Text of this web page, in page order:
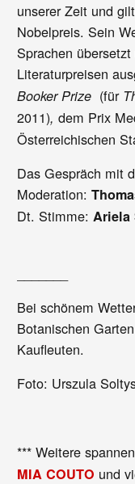
unserer Zeit und
Nobelpreis. Sein
Sprachen
Literaturpreisen
Booker Prize (für
2011),dem Prix
Österreichischen
Das Gespräch mit
Moderation:
Dt. Stimme:Ariela
Bei schönem
Botanischen
Kaufleuten.
Foto: Urszula
*** Weitere
MIA COUTO und